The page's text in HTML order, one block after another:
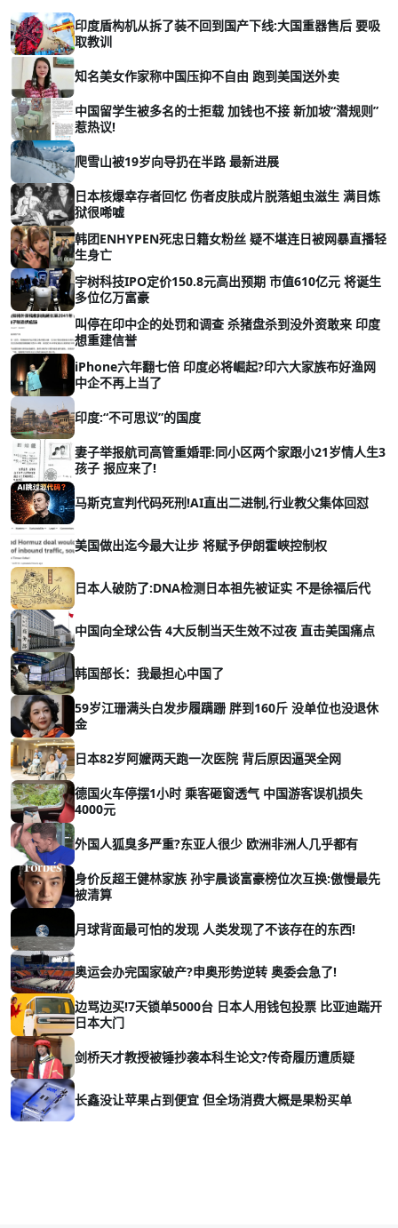
印度盾构机从拆了装不回到国产下线:大国重器售后 要吸
取教训
知名美女作家称中国压抑不自由 跑到美国送外卖
中国留学生被多名的士拒载 加钱也不接 新加坡“潜规则”
惹热议!
爬雪山被19岁向导扔在半路 最新进展
日本核爆幸存者回忆 伤者皮肤成片脱落蛆虫滋生 满目炼
狱很唏嘘
韩团ENHYPEN死忠日籍女粉丝 疑不堪连日被网暴直播轻
生身亡
宇树科技IPO定价150.8元高出预期 市值610亿元 将诞生
多位亿万富豪
叫停在印中企的处罚和调查 杀猪盘杀到没外资敢来 印度
想重建信誉
iPhone六年翻七倍 印度必将崛起?印六大家族布好渔网
中企不再上当了
印度:“不可思议”的国度
妻子举报航司高管重婚罪:同小区两个家跟小21岁情人生3
孩子 报应来了!
马斯克宣判代码死刑!AI直出二进制,行业教父集体回怼
美国做出迄今最大让步 将赋予伊朗霍峡控制权
日本人破防了:DNA检测日本祖先被证实 不是徐福后代
中国向全球公告 4大反制当天生效不过夜 直击美国痛点
韩国部长：我最担心中国了
59岁江珊满头白发步履蹒跚 胖到160斤 没单位也没退休
金
日本82岁阿嬤两天跑一次医院 背后原因逼哭全网
德国火车停摆1小时 乘客砸窗透气 中国游客误机损失
4000元
外国人狐臭多严重?东亚人很少 欧洲非洲人几乎都有
身价反超王健林家族 孙宇晨谈富豪榜位次互换:傲慢最先
被清算
月球背面最可怕的发现 人类发现了不该存在的东西!
奥运会办完国家破产?申奥形势逆转 奥委会急了!
边骂边买!7天锁单5000台 日本人用钱包投票 比亚迪踹开
日本大门
剑桥天才教授被锤抄袭本科生论文?传奇履历遭质疑
长鑫没让苹果占到便宜 但全场消费大概是果粉买单